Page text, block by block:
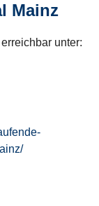
Mainz
unter: